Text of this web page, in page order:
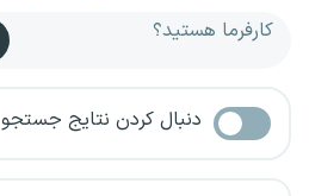
کارفرما هستید؟
دنبال کردن نتایج جستجو